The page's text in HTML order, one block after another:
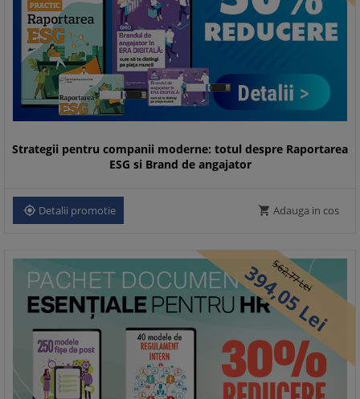
Strategii pentru companii moderne: totul despre Raportarea
ESG si Brand de angajator
 Detalii promotie  Adauga in cos
562,77Lei
394,05Lei